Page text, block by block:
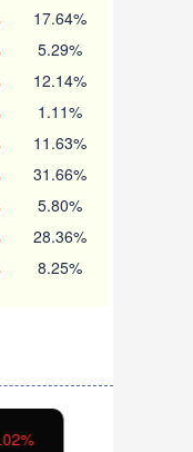
17.64%
5.29%
12.14%
1.11%
11.63%
31.66%
5.80%
28.36%
8.25%
-0.47%